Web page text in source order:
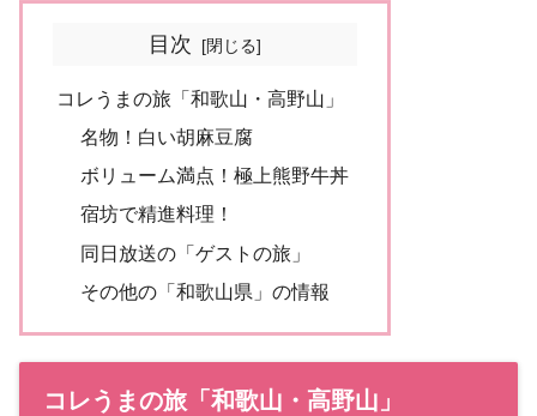
目次
コレうまの旅「和歌山・高野山」
名物！白い胡麻豆腐
ボリューム満点！極上熊野牛丼
宿坊で精進料理！
同日放送の「ゲストの旅」
その他の「和歌山県」の情報
コレうまの旅「和歌山・高野山」